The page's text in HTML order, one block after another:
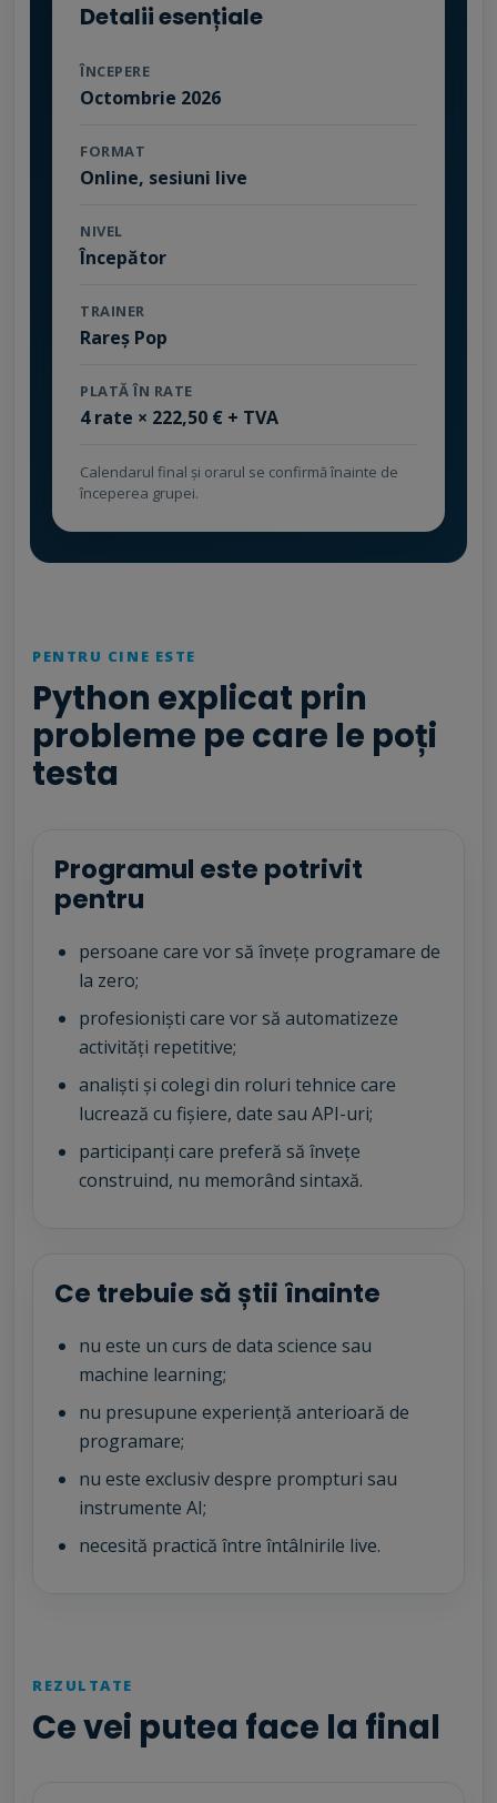
Detalii esențiale
ÎNCEPERE
Octombrie 2026
FORMAT
Online, sesiuni live
NIVEL
Începător
TRAINER
Rareș Pop
PLATĂ ÎN RATE
4 rate × 222,50 € + TVA
Calendarul final și orarul se confirmă înainte de
începerea grupei.
PENTRU CINE ESTE
Python explicat prin
probleme pe care le poți
testa
Programul este potrivit
pentru
persoane care vor să învețe programare de
la zero;
profesioniști care vor să automatizeze
activități repetitive;
analiști și colegi din roluri tehnice care
lucrează cu fișiere, date sau API-uri;
participanți care preferă să învețe
construind, nu memorând sintaxă.
Ce trebuie să știi înainte
nu este un curs de data science sau
machine learning;
nu presupune experiență anterioară de
programare;
nu este exclusiv despre prompturi sau
instrumente AI;
necesită practică între întâlnirile live.
REZULTATE
Ce vei putea face la final